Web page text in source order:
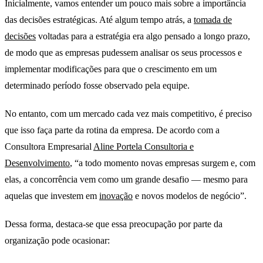
Inicialmente, vamos entender um pouco mais sobre a importância
das decisões estratégicas. Até algum tempo atrás, a tomada de
decisões voltadas para a estratégia era algo pensado a longo prazo,
de modo que as empresas pudessem analisar os seus processos e
implementar modificações para que o crescimento em um
determinado período fosse observado pela equipe.
No entanto, com um mercado cada vez mais competitivo, é preciso
que isso faça parte da rotina da empresa. De acordo com a
Consultora Empresarial Aline Portela Consultoria e
Desenvolvimento, “a todo momento novas empresas surgem e, com
elas, a concorrência vem como um grande desafio — mesmo para
aquelas que investem em inovação e novos modelos de negócio”.
Dessa forma, destaca-se que essa preocupação por parte da
organização pode ocasionar: